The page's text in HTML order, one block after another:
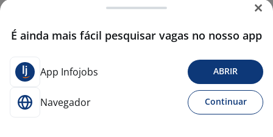
É ainda mais fácil pesquisar vagas no nosso app
App Infojobs ABRIR
Navegador Continuar